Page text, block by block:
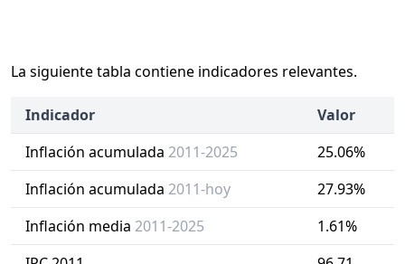
La siguiente tabla contiene indicadores relevantes.
Indicador
Valor
Inflación acumulada 2011-2025
25.06%
Inflación acumulada 2011-hoy
27.93%
Inflación media 2011-2025
1.61%